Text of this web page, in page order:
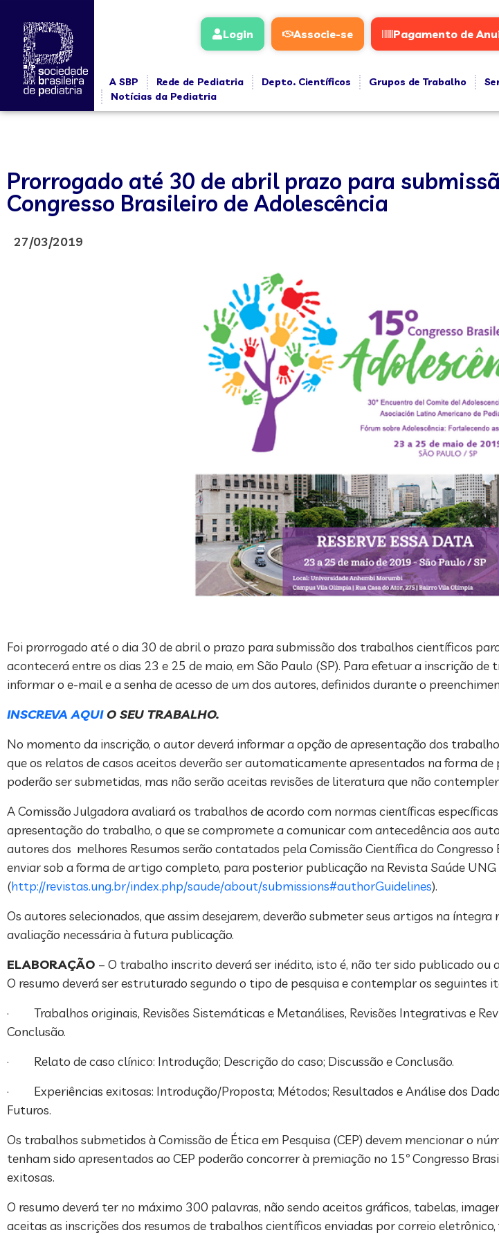
Login Associe-se Pagamento de
A SBP Rede de Pediatria Depto. Científicos Grupos de Trabalho
Notícias da Pediatria
Prorrogado até 30 de abril prazo para
Congresso Brasileiro de Adolescência
27/03/2019
Foi prorrogado até o dia 30 de abril o prazo para submissão dos trabalhos científicos
acontecerá entre os dias 23 e 25 de maio, em São Paulo (SP). Para efetuar a inscrição
informar o e-mail e a senha de acesso de um dos autores, definidos durante o
INSCREVA AQUIO SEU TRABALHO.
No momento da inscrição, o autor deverá informar a opção de apresentação dos
que os relatos de casos aceitos deverão ser automaticamente apresentados na forma
poderão ser submetidas, mas não serão aceitas revisões de literatura que não
A Comissão Julgadora avaliará os trabalhos de acordo com normas científicas
apresentação do trabalho, o que se compromete a comunicar com antecedência aos
autores dos melhores Resumos serão contatados pela Comissão Científica do Congresso
enviar sob a forma de artigo completo, para posterior publicação na Revista Saúde UNG
(http://revistas.ung.br/index.php/saude/about/submissions#authorGuidelines).
Os autores selecionados, que assim desejarem, deverão submeter seus artigos na
avaliação necessária à futura publicação.
ELABORAÇÃO – O trabalho inscrito deverá ser inédito, isto é, não ter sido publicado
O resumo deverá ser estruturado segundo o tipo de pesquisa e contemplar os seguintes
· Trabalhos originais, Revisões Sistemáticas e Metanálises, Revisões Integrativas e
Conclusão.
· Relato de caso clínico: Introdução; Descrição do caso; Discussão e Conclusão.
· Experiências exitosas: Introdução/Proposta; Métodos; Resultados e Análise dos
Futuros.
Os trabalhos submetidos à Comissão de Ética em Pesquisa (CEP) devem mencionar o
tenham sido apresentados ao CEP poderão concorrer à premiação no 15º Congresso
exitosas.
O resumo deverá ter no máximo 300 palavras, não sendo aceitos gráficos, tabelas,
aceitas as inscrições dos resumos de trabalhos científicos enviadas por correio